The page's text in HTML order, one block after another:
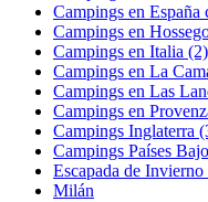
Campings en España
Campings en
Campings en Italia (2)
Campings en La
Campings en Las
Campings en
Campings Inglaterra
Campings Países
Escapada de Invierno
Milán